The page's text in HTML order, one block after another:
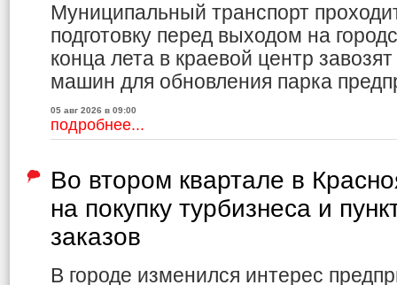
Муниципальный транспорт
подготовку перед выходом на
конца лета в краевой центр
машин для обновления парка
05 авг 2026 в 09:00
подробнее...
Во втором квартале в
на покупку турбизнеса и
заказов
В городе изменился интерес